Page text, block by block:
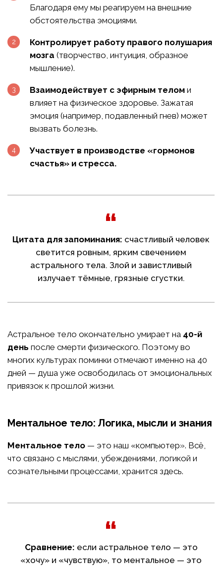
Благодаря ему мы реагируем на внешние
обстоятельства эмоциями.
Контролирует работу правого полушария
мозга (творчество, интуиция, образное
мышление).
Взаимодействует с эфирным телом и
влияет на физическое здоровье. Зажатая
эмоция (например, подавленный гнев) может
вызвать болезнь.
Участвует в производстве «гормонов
счастья» и стресса.
Цитата для запоминания: счастливый человек
светится ровным, ярким свечением
астрального тела. Злой и завистливый
излучает тёмные, грязные сгустки.
Астральное тело окончательно умирает на 40-й
день после смерти физического. Поэтому во
многих культурах поминки отмечают именно на 40
дней — душа уже освободилась от эмоциональных
привязок к прошлой жизни.
Ментальное тело: Логика, мысли и знания
Ментальное тело — это наш «компьютер». Всё,
что связано с мыслями, убеждениями, логикой и
сознательными процессами, хранится здесь.
Сравнение: если астральное тело — это
«хочу» и «чувствую», то ментальное — это